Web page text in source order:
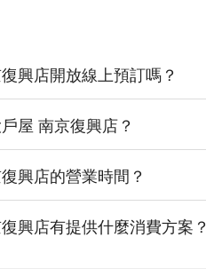
香濃郁，茶味醇厚
甜清爽，口感滑順
酒；禁止酒駕
興店開放線上預訂嗎？
屋 南京復興店？
興店的營業時間？
興店有提供什麼消費方案？